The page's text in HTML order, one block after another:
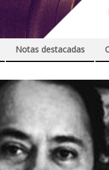
Notas destacadas